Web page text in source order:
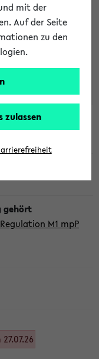
M1 mpP
mit der
Auf der Seite
zu den
zulassen